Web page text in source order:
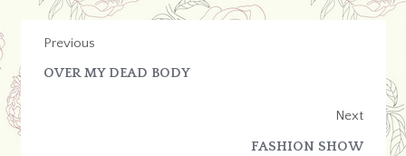
Previous
OVER MY DEAD BODY
Next
FASHION SHOW